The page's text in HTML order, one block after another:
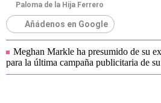
Paloma de la Hija Ferrero
Añádenos en Google
Meghan Markle ha presumido de su
para la última campaña publicitaria de